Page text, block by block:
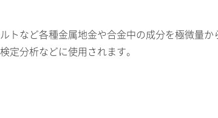
トなど各種金属地金や合金中の成分を極微量
分析などに使用されます。